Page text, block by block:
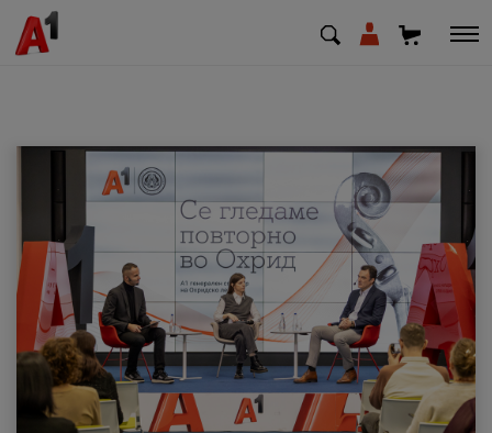
МК SQ
Приватни Деловни
Поддршка